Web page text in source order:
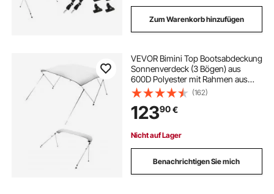
Zum Warenkorb hinzufügen
VEVOR Bimini Top Bootsabdeckung
Sonnenverdeck (3 Bögen) aus
600D Polyester mit Rahmen aus
Aluminiumlegierung, wasserdichte
Sonnenschutz-Bootsmarkise mit
Aufbewahrungstasche, 185-198 cm
(B) Hellgrau
(162)
12390€
Nicht auf Lager
Benachrichtigen Sie mich